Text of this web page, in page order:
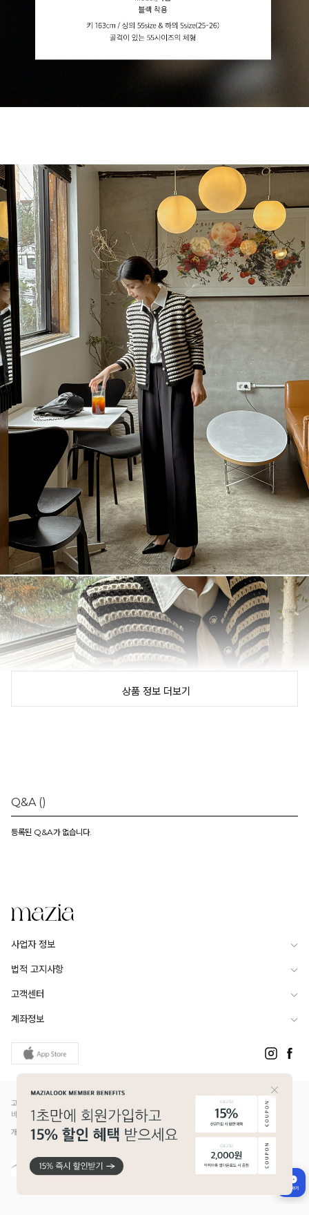
상품 정보 더보기
Q&A ()
등록된 Q&A가 없습니다.
사업자 정보
법적 고지사항
고객센터
계좌정보
고객님은 안전거래를 위해 현금 등으로 결제 시 저희 쇼핑몰에서 가입한 PG사의 구매안전서
비스를 이용하실 수 있습니다.
개인정보보호배상책임보험(Ⅱ) 가입 - 메리츠화재 증권번호 14610-1327